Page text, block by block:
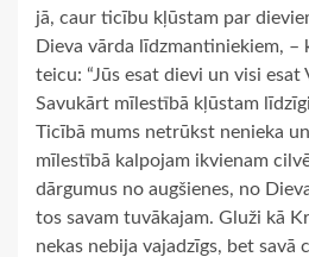
jā, caur ticību kļūstam par
Dieva vārda līdzmantiniekiem, –
teicu: “Jūs esat dievi un visi esat
Savukārt mīlestībā kļūstam
Ticībā mums netrūkst nenieka
mīlestībā kalpojam ikvienam
dārgumus no augšienes, no
tos savam tuvākajam. Gluži kā
nekas nebija vajadzīgs, bet savā